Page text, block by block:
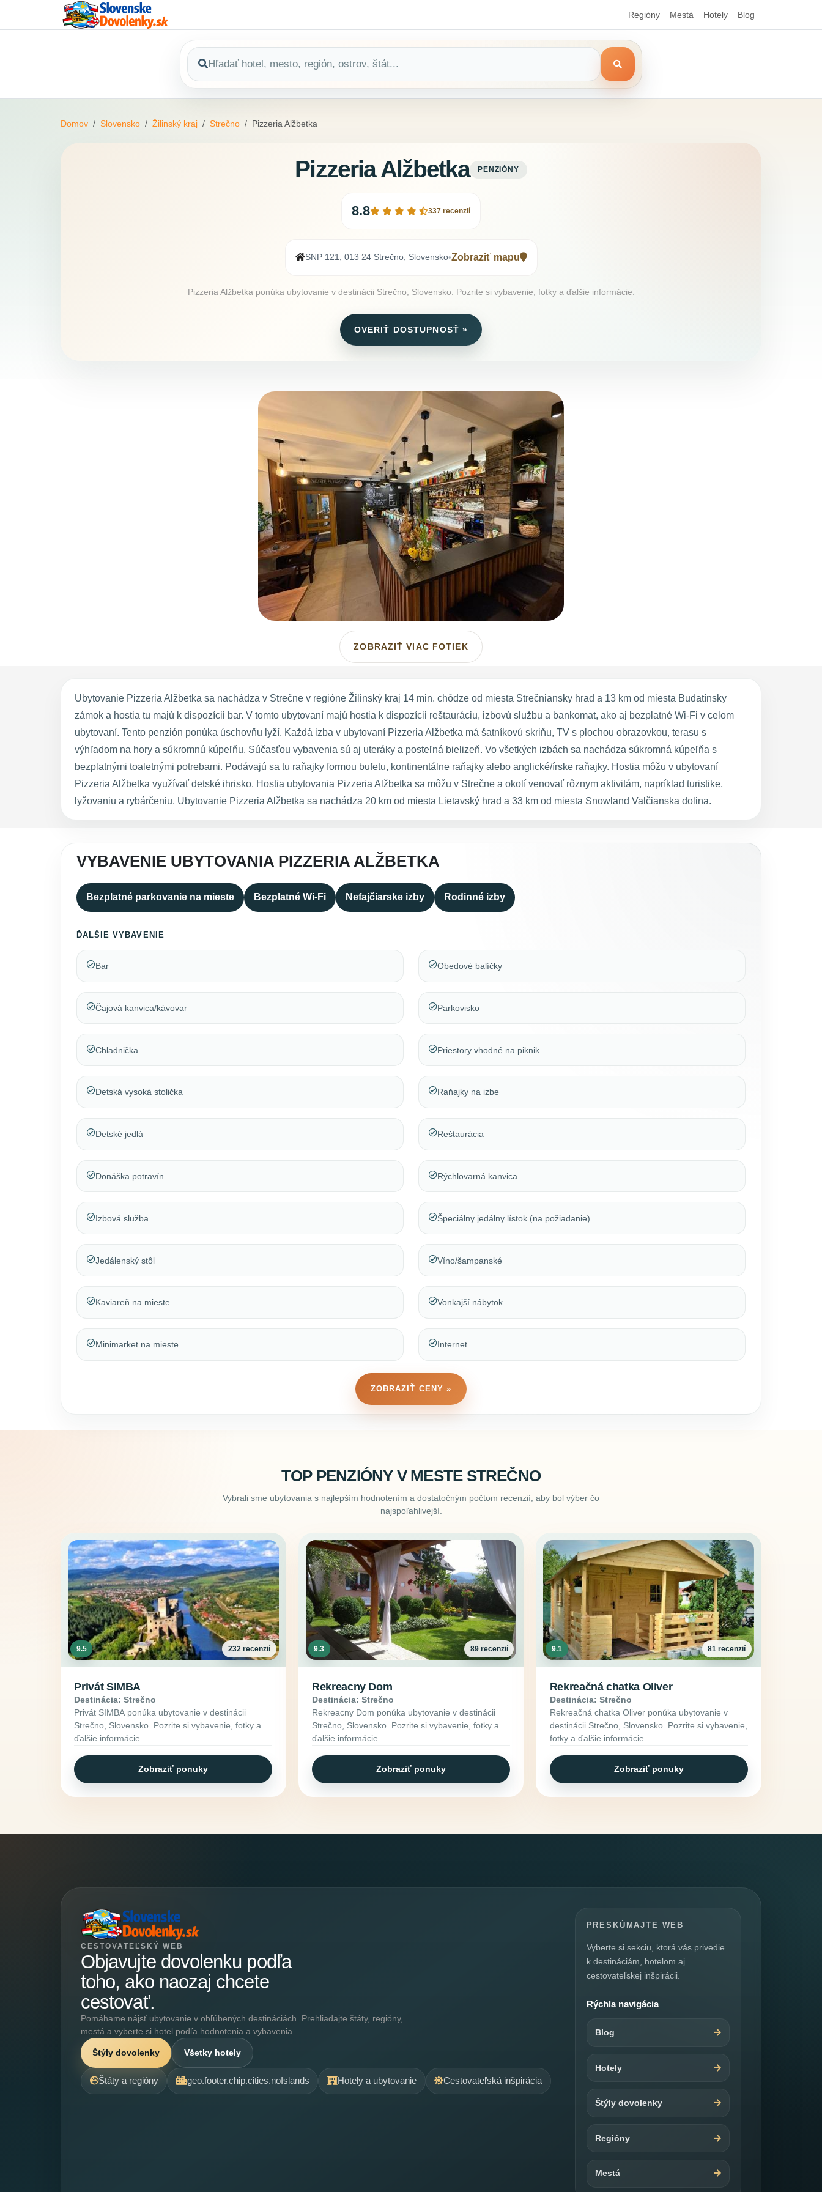
Regióny Mestá Hotely Blog
Domov Slovensko Žilinský kraj Strečno Pizzeria Alžbetka
Pizzeria Alžbetka PENZIÓNY
8.8 337 recenzií
SNP 121, 013 24 Strečno, Slovensko•Zobraziť mapu
Pizzeria Alžbetka ponúka ubytovanie v destinácii Strečno, Slovensko. Pozrite si vybavenie, fotky a ďalšie informácie.
OVERIŤ DOSTUPNOSŤ »
ZOBRAZIŤ VIAC FOTIEK
Ubytovanie Pizzeria Alžbetka sa nachádza v Strečne v regióne Žilinský kraj 14 min. chôdze od miesta Strečniansky hrad a 13 km od miesta Budatínsky
zámok a hostia tu majú k dispozícii bar. V tomto ubytovaní majú hostia k dispozícii reštauráciu, izbovú službu a bankomat, ako aj bezplatné Wi-Fi v celom
ubytovaní. Tento penzión ponúka úschovňu lyží. Každá izba v ubytovaní Pizzeria Alžbetka má šatníkovú skriňu, TV s plochou obrazovkou, terasu s
výhľadom na hory a súkromnú kúpeľňu. Súčasťou vybavenia sú aj uteráky a posteľná bielizeň. Vo všetkých izbách sa nachádza súkromná kúpeľňa s
bezplatnými toaletnými potrebami. Podávajú sa tu raňajky formou bufetu, kontinentálne raňajky alebo anglické/írske raňajky. Hostia môžu v ubytovaní
Pizzeria Alžbetka využívať detské ihrisko. Hostia ubytovania Pizzeria Alžbetka sa môžu v Strečne a okolí venovať rôznym aktivitám, napríklad turistike,
lyžovaniu a rybárčeniu. Ubytovanie Pizzeria Alžbetka sa nachádza 20 km od miesta Lietavský hrad a 33 km od miesta Snowland Valčianska dolina.
VYBAVENIE UBYTOVANIA PIZZERIA ALŽBETKA
Bezplatné parkovanie na mieste Bezplatné Wi-Fi Nefajčiarske izby Rodinné izby
ĎALŠIE VYBAVENIE
Bar
Čajová kanvica/kávovar
Chladnička
Detská vysoká stolička
Detské jedlá
Donáška potravín
Izbová služba
Jedálenský stôl
Kaviareň na mieste
Minimarket na mieste
Obedové balíčky
Parkovisko
Priestory vhodné na piknik
Raňajky na izbe
Reštaurácia
Rýchlovarná kanvica
Špeciálny jedálny lístok (na požiadanie)
Víno/šampanské
Vonkajší nábytok
Internet
ZOBRAZIŤ CENY »
TOP PENZIÓNY V MESTE STREČNO
Vybrali sme ubytovania s najlepším hodnotením a dostatočným počtom recenzií, aby bol výber čo
najspoľahlivejší.
9.5 232 recenzií
Privát SIMBA
Destinácia: Strečno
Privát SIMBA ponúka ubytovanie v destinácii
Strečno, Slovensko. Pozrite si vybavenie, fotky a
ďalšie informácie.
Zobraziť ponuky
9.3 89 recenzií
Rekreacny Dom
Destinácia: Strečno
Rekreacny Dom ponúka ubytovanie v destinácii
Strečno, Slovensko. Pozrite si vybavenie, fotky a
ďalšie informácie.
Zobraziť ponuky
9.1 81 recenzií
Rekreačná chatka Oliver
Destinácia: Strečno
Rekreačná chatka Oliver ponúka ubytovanie v
destinácii Strečno, Slovensko. Pozrite si vybavenie,
fotky a ďalšie informácie.
Zobraziť ponuky
CESTOVATEĽSKÝ WEB
Objavujte dovolenku podľa
toho, ako naozaj chcete
cestovať.
Pomáhame nájsť ubytovanie v obľúbených destináciách. Prehliadajte štáty, regióny,
mestá a vyberte si hotel podľa hodnotenia a vybavenia.
Štýly dovolenky Všetky hotely
Štáty a regióny geo.footer.chip.cities.noIslands Hotely a ubytovanie Cestovateľská inšpirácia
PRESKÚMAJTE WEB
Vyberte si sekciu, ktorá vás privedie
k destináciám, hotelom aj
cestovateľskej inšpirácii.
Rýchla navigácia
Blog
Hotely
Štýly dovolenky
Regióny
Mestá